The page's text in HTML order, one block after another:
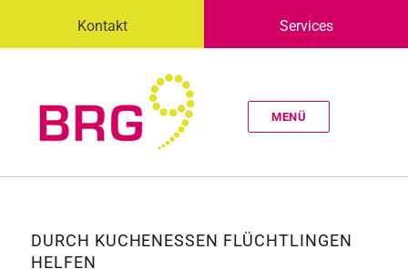
Kontakt Services
MENÜ
DURCH KUCHENESSEN FLÜCHTLINGEN
HELFEN